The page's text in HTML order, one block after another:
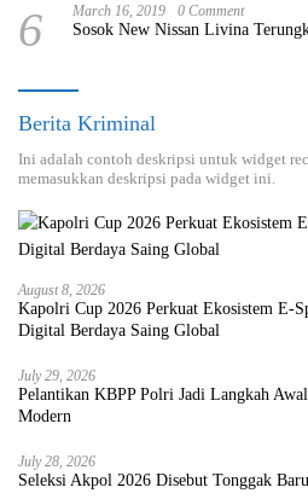
6 March 16, 2019 0 Comment
Sosok New Nissan Livina
Berita Kriminal
Ini adalah contoh deskripsi untuk widget
memasukkan deskripsi pada widget ini.
August 8, 2026
Kapolri Cup 2026 Perkuat Ekosistem E-
Digital Berdaya Saing Global
July 29, 2026
Pelantikan KBPP Polri Jadi Langkah
Modern
July 28, 2026
Seleksi Akpol 2026 Disebut Tonggak